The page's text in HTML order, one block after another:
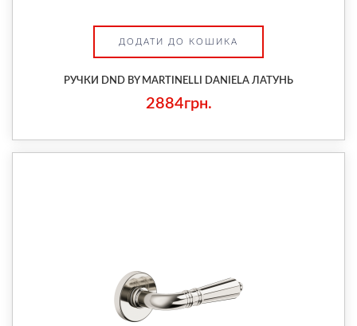
ДОДАТИ ДО КОШИКА
РУЧКИ DND BY MARTINELLI DANIELA ЛАТУНЬ
2884грн.